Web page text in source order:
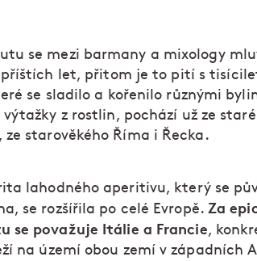
se mezi barmany a mixology
let, přitom je to pití s
se sladilo a kořenilo různými
výtažky z rostlin, pochází už ze
ze starověkého Říma i Řecka.
lahodného aperitivu, který se
se rozšířila po celé Evropě. Za
se považuje Itálie a Francie,
na území obou zemí v západních